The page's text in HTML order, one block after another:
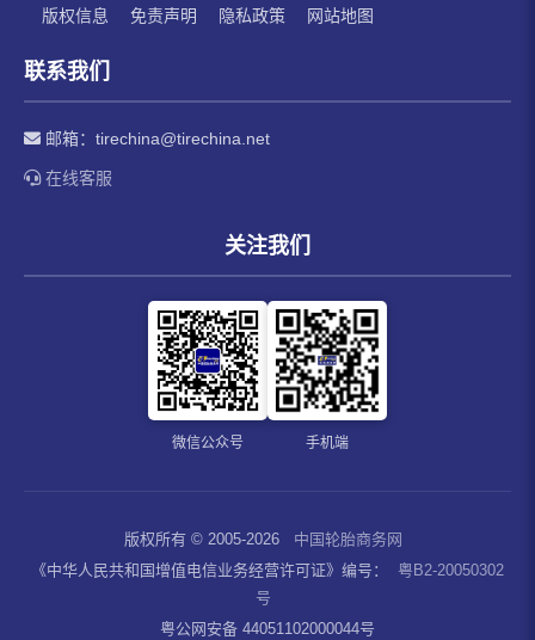
版权信息
免责声明 隐私政策 网站地图
联系我们
邮箱： tirechina@tirechina.net
在线客服
关注我们
微信公众号 手机端
版权所有 © 2005-2026
中国轮胎商务网
《中华人民共和国增值电信业务经营许可证》编号：
粤B2-20050302
号
粤公网安备 44051102000044号